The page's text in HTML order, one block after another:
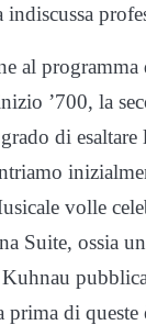
al
’700, la
di
volle
Suite, ossia
di